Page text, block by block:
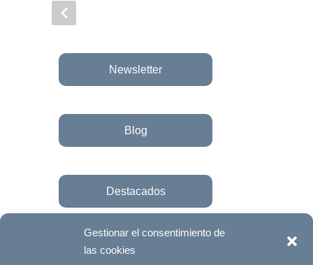
Gestionar el consentimiento de
las cookies
Newsletter
Blog
Destacados
Únete a la fundación